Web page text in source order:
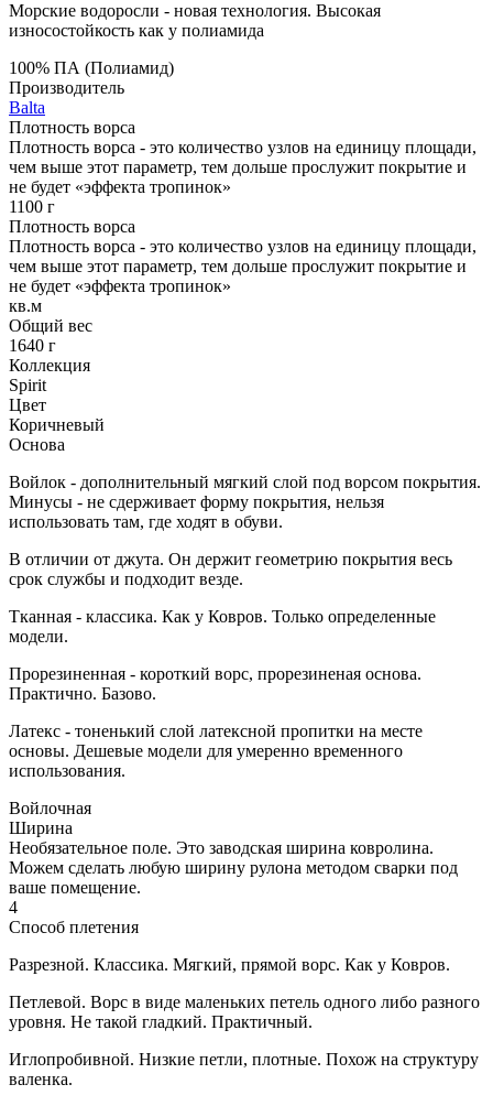
Морские водоросли - новая технология. Высокая
износостойкость как у полиамида
100% ПА (Полиамид)
Производитель
Balta
Плотность ворса
Плотность ворса - это количество узлов на единицу площади,
чем выше этот параметр, тем дольше прослужит покрытие и
не будет «эффекта тропинок»
1100 г
Плотность ворса
Плотность ворса - это количество узлов на единицу площади,
чем выше этот параметр, тем дольше прослужит покрытие и
не будет «эффекта тропинок»
кв.м
Общий вес
1640 г
Коллекция
Spirit
Цвет
Коричневый
Основа
Войлок - дополнительный мягкий слой под ворсом покрытия.
Минусы - не сдерживает форму покрытия, нельзя
использовать там, где ходят в обуви.
В отличии от джута. Он держит геометрию покрытия весь
срок службы и подходит везде.
Тканная - классика. Как у Ковров. Только определенные
модели.
Прорезиненная - короткий ворс, прорезиненая основа.
Практично. Базово.
Латекс - тоненький слой латексной пропитки на месте
основы. Дешевые модели для умеренно временного
использования.
Войлочная
Ширина
Необязательное поле. Это заводская ширина ковролина.
Можем сделать любую ширину рулона методом сварки под
ваше помещение.
4
Способ плетения
Разрезной. Классика. Мягкий, прямой ворс. Как у Ковров.
Петлевой. Ворс в виде маленьких петель одного либо разного
уровня. Не такой гладкий. Практичный.
Иглопробивной. Низкие петли, плотные. Похож на структуру
валенка.